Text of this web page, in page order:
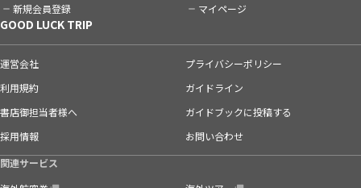
新規会員登録 マイページ
GOOD LUCK TRIP
運営会社
プライバシーポリシー
利用規約
ガイドライン
書店御担当者様へ
ガイドブックに投稿する
採用情報
お問い合わせ
関連サービス